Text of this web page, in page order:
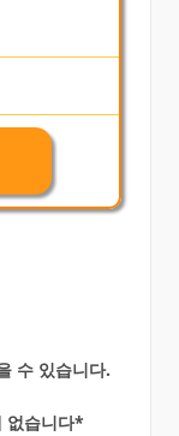
수 있습니다.
없습니다*